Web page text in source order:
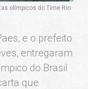
olímpicos do Time Rio
e o prefeito
entregaram
do Brasil
que